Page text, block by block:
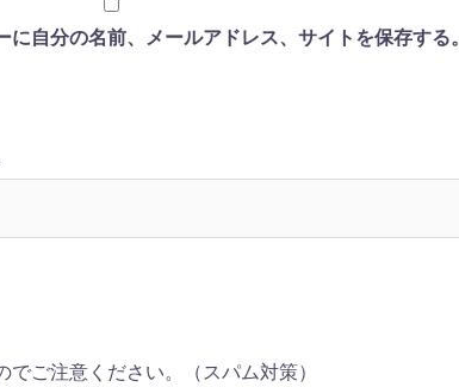
自分の名前、メールアドレス、サイトを保存する。
ご注意ください。（スパム対策）